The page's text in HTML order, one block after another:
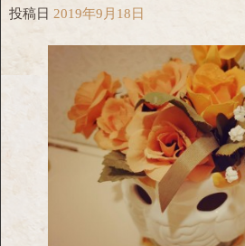
投稿日 2019年9月18日